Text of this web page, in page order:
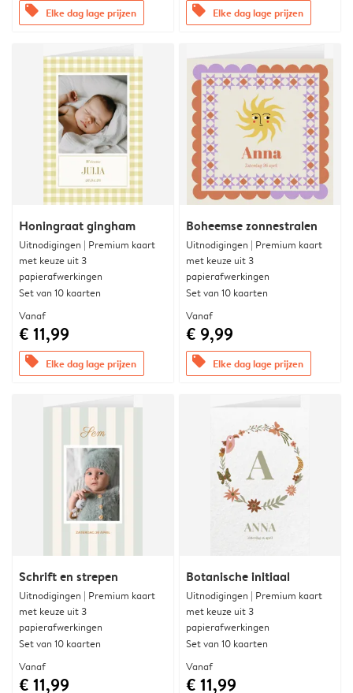
offers Elke dag lage prijzen offers Elke dag lage prijzen
Honingraat gingham
Uitnodigingen | Premium kaart
met keuze uit 3
papierafwerkingen
Set van 10 kaarten
Vanaf
€ 11,99
offers Elke dag lage prijzen
Boheemse zonnestralen
Uitnodigingen | Premium kaart
met keuze uit 3
papierafwerkingen
Set van 10 kaarten
Vanaf
€ 9,99
offers Elke dag lage prijzen
Schrift en strepen
Uitnodigingen | Premium kaart
met keuze uit 3
papierafwerkingen
Set van 10 kaarten
Vanaf
€ 11,99
Botanische initiaal
Uitnodigingen | Premium kaart
met keuze uit 3
papierafwerkingen
Set van 10 kaarten
Vanaf
€ 11,99